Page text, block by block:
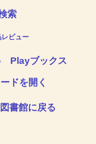
索
レビュー
Playブックス
ドを開く
書館に戻る